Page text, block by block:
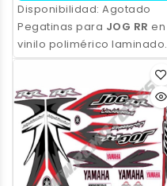
Disponibilidad: Agotado
Pegatinas para JOG RR en
vinilo polimérico laminado,
impresas con tinta
resistencia, acabado
profesional y opción de
personalización.